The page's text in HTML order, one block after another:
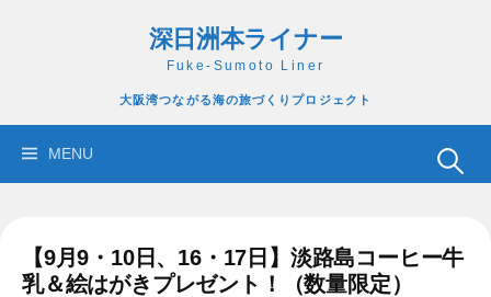
ツ
深日洲本ライナー
Fuke-Sumoto Liner
大阪湾つながる海の旅づくりプロジェクト
MENU
検
【9月9・10日、16・17日】淡路島コーヒー牛
乳＆絵はがきプレゼント！（数量限定）